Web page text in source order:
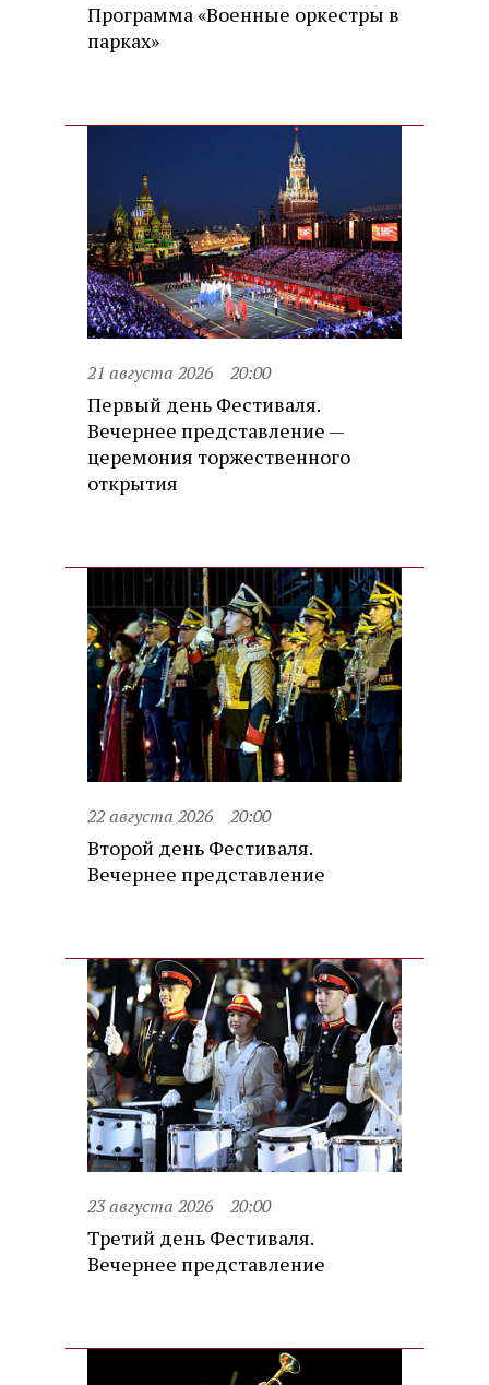
Программа «Военные оркестры в
парках»
21 августа 2026 20:00
Первый день Фестиваля.
Вечернее представление —
церемония торжественного
открытия
22 августа 2026 20:00
Второй день Фестиваля.
Вечернее представление
23 августа 2026 20:00
Третий день Фестиваля.
Вечернее представление